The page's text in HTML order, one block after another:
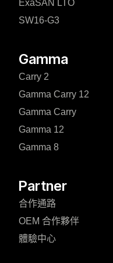
ExaSAN LTO
SW16-G3
Gamma
Carry 2
Gamma Carry 12
Gamma Carry
Gamma 12
Gamma 8
Partner
合作通路
OEM 合作夥伴
體驗中心